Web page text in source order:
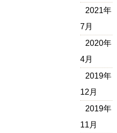
2021年
7月
2020年
4月
2019年
12月
2019年
11月